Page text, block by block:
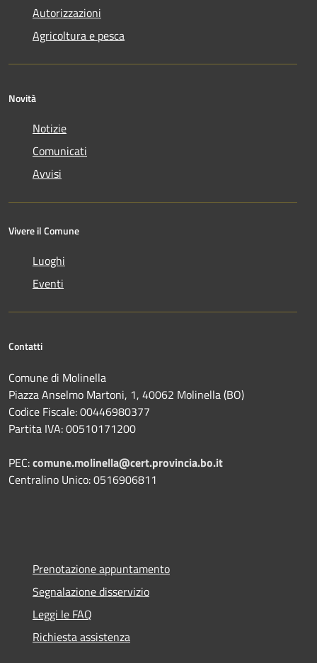
Autorizzazioni
Agricoltura e pesca
Novità
Notizie
Comunicati
Avvisi
Vivere il Comune
Luoghi
Eventi
Contatti
Comune di Molinella
Piazza Anselmo Martoni, 1, 40062 Molinella (BO)
Codice Fiscale: 00446980377
Partita IVA: 00510171200
PEC:comune.molinella@cert.provincia.bo.it
Centralino Unico: 0516906811
Prenotazione appuntamento
Segnalazione disservizio
Leggi le FAQ
Richiesta assistenza